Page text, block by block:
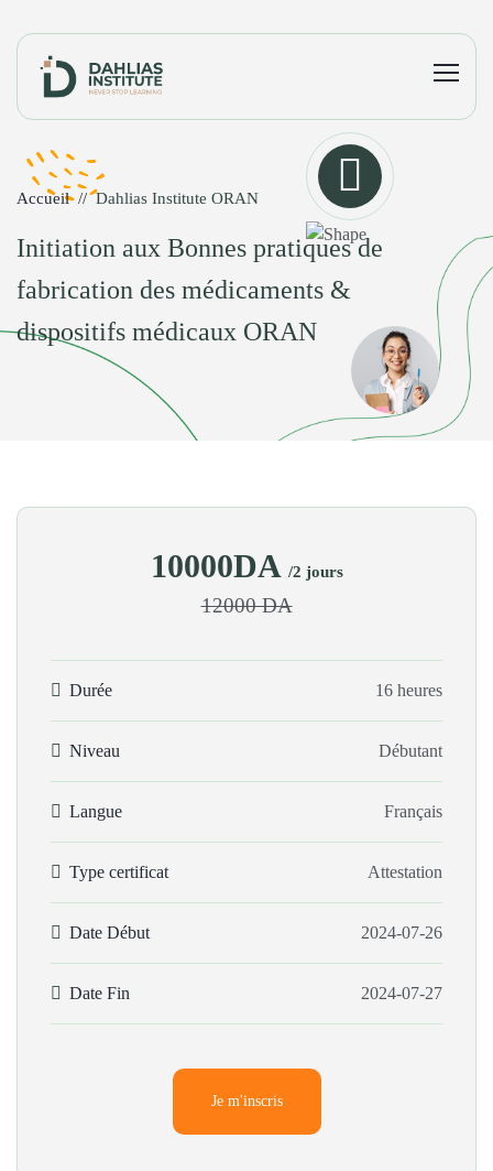
Accueil Dahlias Institute ORAN
Initiation aux Bonnes pratiques de
fabrication des médicaments &
dispositifs médicaux ORAN
10000DA /2 jours
12000 DA
Durée 16 heures
Niveau Débutant
Langue Français
Type certificat Attestation
Date Début 2024-07-26
Date Fin 2024-07-27
Je m'inscris